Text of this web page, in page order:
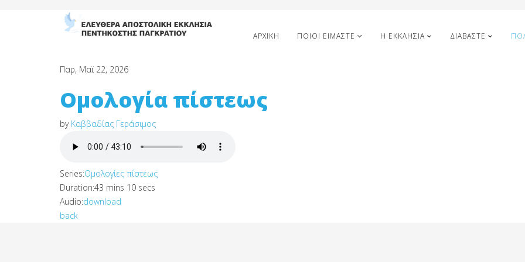
ΑΡΧΙΚΉ ΠΟΙΟΙ ΕΊΜΑΣΤΕ Η ΕΚΚΛΗΣΊΑ ΔΙΑΒΆΣΤΕ
Παρ, Μαϊ 22, 2026
Ομολογία πίστεως
by Καββαδίας Γεράσιμος
Series:Ομολογίες πίστεως
Duration:43 mins 10 secs
Audio:download
back